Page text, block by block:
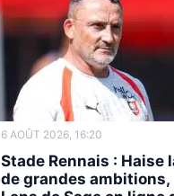
6 AOÛT 2026, 16:20
Stade Rennais : Haise
de grandes ambitions,